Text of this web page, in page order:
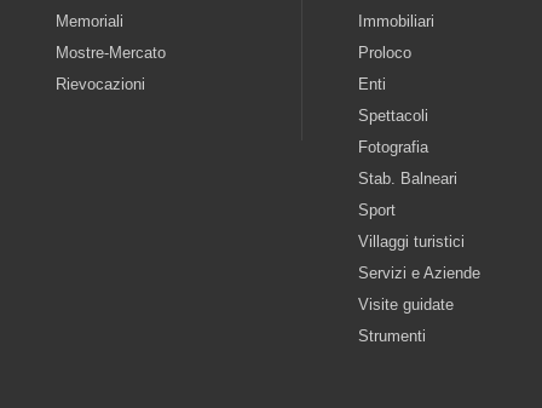
Memoriali
Mostre-Mercato
Rievocazioni
Immobiliari
Proloco
Enti
Spettacoli
Fotografia
Stab. Balneari
Sport
Villaggi turistici
Servizi e Aziende
Visite guidate
Strumenti